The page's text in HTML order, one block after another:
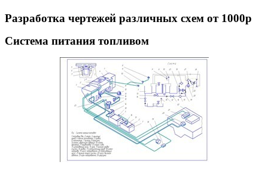
Разработка чертежей различных схем от 1000р
Система питания топливом